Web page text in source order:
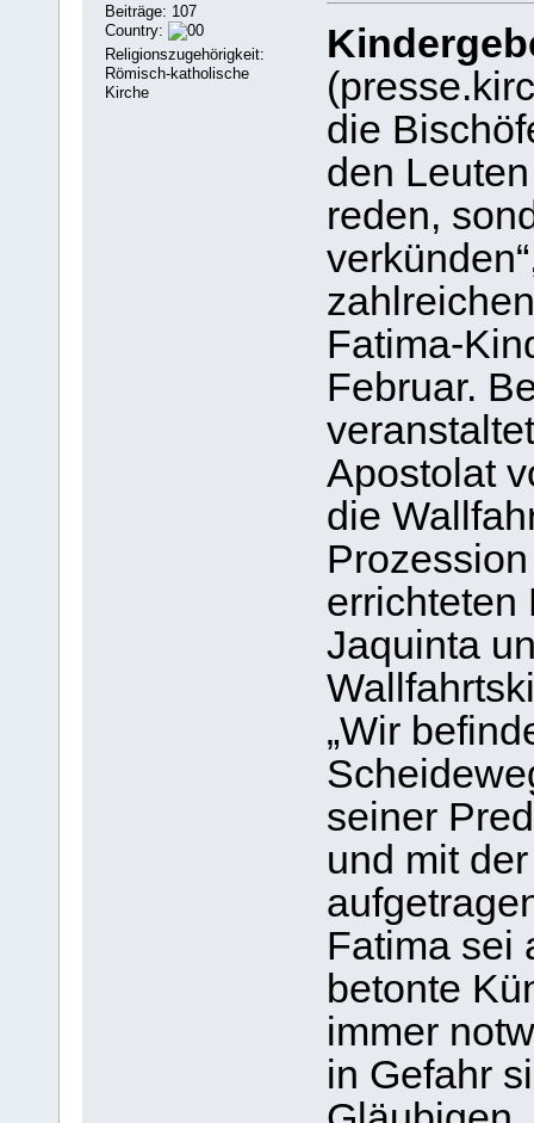
Beiträge: 107
Country:
Religionszugehörigkeit:
Römisch-katholische
Kirche
die
den
reden,
Fatima-
Februar.
Apostolat
die
errichteten
Jaquinta
„Wir
seiner
und mit
Fatima sei
betonte
immer
in Gefahr